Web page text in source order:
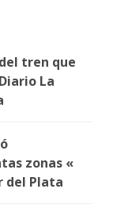
tren que
La
zonas «
del Plata